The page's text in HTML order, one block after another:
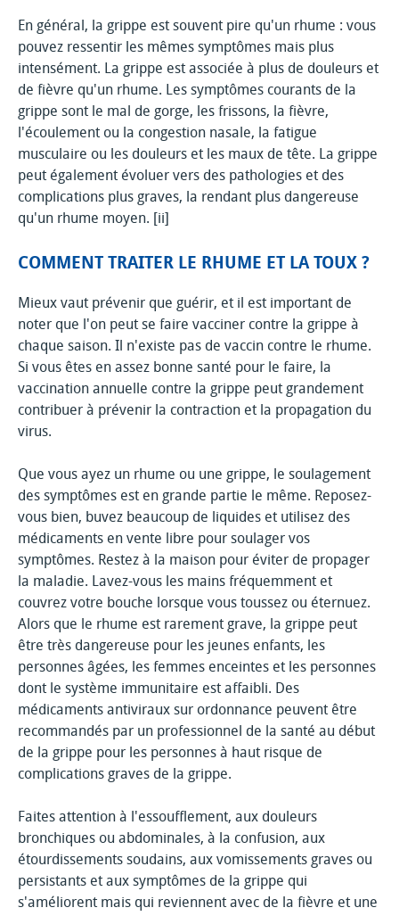
En général, la grippe est souvent pire qu'un rhume : vous
pouvez ressentir les mêmes symptômes mais plus
intensément. La grippe est associée à plus de douleurs et
de fièvre qu'un rhume. Les symptômes courants de la
grippe sont le mal de gorge, les frissons, la fièvre,
l'écoulement ou la congestion nasale, la fatigue
musculaire ou les douleurs et les maux de tête. La grippe
peut également évoluer vers des pathologies et des
complications plus graves, la rendant plus dangereuse
qu'un rhume moyen. [ii]
COMMENT TRAITER LE RHUME ET LA TOUX ?
Mieux vaut prévenir que guérir, et il est important de
noter que l'on peut se faire vacciner contre la grippe à
chaque saison. Il n'existe pas de vaccin contre le rhume.
Si vous êtes en assez bonne santé pour le faire, la
vaccination annuelle contre la grippe peut grandement
contribuer à prévenir la contraction et la propagation du
virus.
Que vous ayez un rhume ou une grippe, le soulagement
des symptômes est en grande partie le même. Reposez-
vous bien, buvez beaucoup de liquides et utilisez des
médicaments en vente libre pour soulager vos
symptômes. Restez à la maison pour éviter de propager
la maladie. Lavez-vous les mains fréquemment et
couvrez votre bouche lorsque vous toussez ou éternuez.
Alors que le rhume est rarement grave, la grippe peut
être très dangereuse pour les jeunes enfants, les
personnes âgées, les femmes enceintes et les personnes
dont le système immunitaire est affaibli. Des
médicaments antiviraux sur ordonnance peuvent être
recommandés par un professionnel de la santé au début
de la grippe pour les personnes à haut risque de
complications graves de la grippe.
Faites attention à l'essoufflement, aux douleurs
bronchiques ou abdominales, à la confusion, aux
étourdissements soudains, aux vomissements graves ou
persistants et aux symptômes de la grippe qui
s'améliorent mais qui reviennent avec de la fièvre et une